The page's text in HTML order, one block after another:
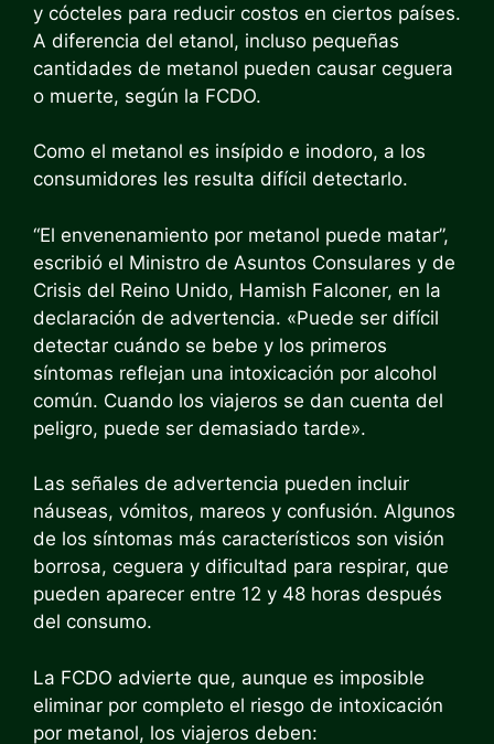
y cócteles para reducir costos en ciertos países.
A diferencia del etanol, incluso pequeñas
cantidades de metanol pueden causar ceguera
o muerte, según la FCDO.
Como el metanol es insípido e inodoro, a los
consumidores les resulta difícil detectarlo.
“El envenenamiento por metanol puede matar”,
escribió el Ministro de Asuntos Consulares y de
Crisis del Reino Unido, Hamish Falconer, en la
declaración de advertencia. «Puede ser difícil
detectar cuándo se bebe y los primeros
síntomas reflejan una intoxicación por alcohol
común. Cuando los viajeros se dan cuenta del
peligro, puede ser demasiado tarde».
Las señales de advertencia pueden incluir
náuseas, vómitos, mareos y confusión. Algunos
de los síntomas más característicos son visión
borrosa, ceguera y dificultad para respirar, que
pueden aparecer entre 12 y 48 horas después
del consumo.
La FCDO advierte que, aunque es imposible
eliminar por completo el riesgo de intoxicación
por metanol, los viajeros deben: